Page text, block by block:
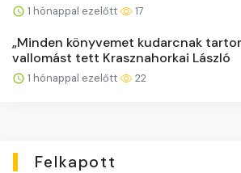
1 hónappal ezelőtt 17
„Minden könyvemet kudarcnak
vallomást tett Krasznahorkai László
1 hónappal ezelőtt 22
Felkapott